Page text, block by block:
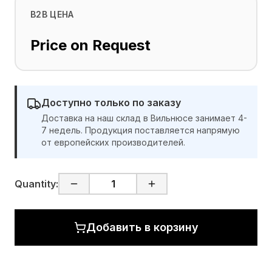
B2B ЦЕНА
Price on Request
Доступно только по заказу
Доставка на наш склад в Вильнюсе занимает 4-
7 недель. Продукция поставляется напрямую
от европейских производителей.
Quantity:
Добавить в корзину